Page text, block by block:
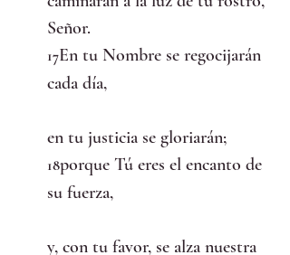
Señor.
17En tu Nombre se regocijarán
cada día,
en tu justicia se gloriarán;
18porque Tú eres el encanto de
su fuerza,
y, con tu favor, se alza nuestra